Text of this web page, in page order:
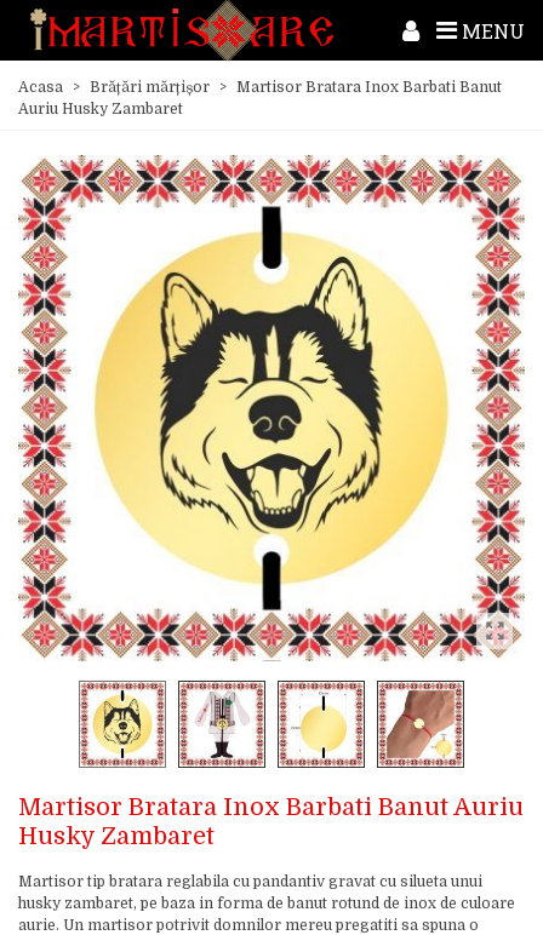
MENU
Acasa > Brățări mărțișor > Martisor Bratara Inox Barbati Banut
Auriu Husky Zambaret
Martisor Bratara Inox Barbati Banut Auriu
Husky Zambaret
Martisor tip bratara reglabila cu pandantiv gravat cu silueta unui
husky zambaret, pe baza in forma de banut rotund de inox de culoare
aurie. Un martisor potrivit domnilor mereu pregatiti sa spuna o